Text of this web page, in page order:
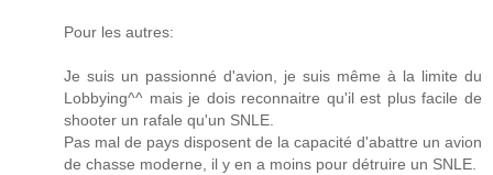
Pour les autres:
Je suis un passionné d'avion, je suis même à la limite du
Lobbying^^ mais je dois reconnaitre qu'il est plus facile de
shooter un rafale qu'un SNLE.
Pas mal de pays disposent de la capacité d'abattre un avion
de chasse moderne, il y en a moins pour détruire un SNLE.